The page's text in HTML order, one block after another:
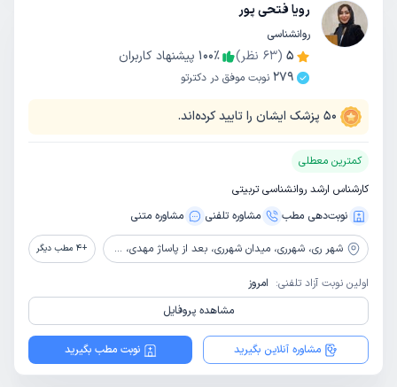
رویا فتحی پور
روانشناسی
5
(
63 نظر) 100٪
پیشنهاد کاربران
279 نوبت موفق در دکترتو
50 پزشک ایشان را تایید کرده‌اند.
کمترین معطلی
کارشناس ارشد روانشناسی تربیتی
نوبت‌دهی مطب
مشاوره‌ تلفنی مشاوره‌ متنی
شهر ری، شهرری، میدان شهرری، بعد از پاساژ مهدی، کوچه ملک زاده، نبش کوچه مختارخان، پلاک 20، طبقه 2، مرکز مشاوره نصیر +
4 مطب دیگر
اولین نوبت آزاد تلفنی: امروز
مشاهده پروفایل
مشاوره آنلاین بگیرید نوبت مطب بگیرید